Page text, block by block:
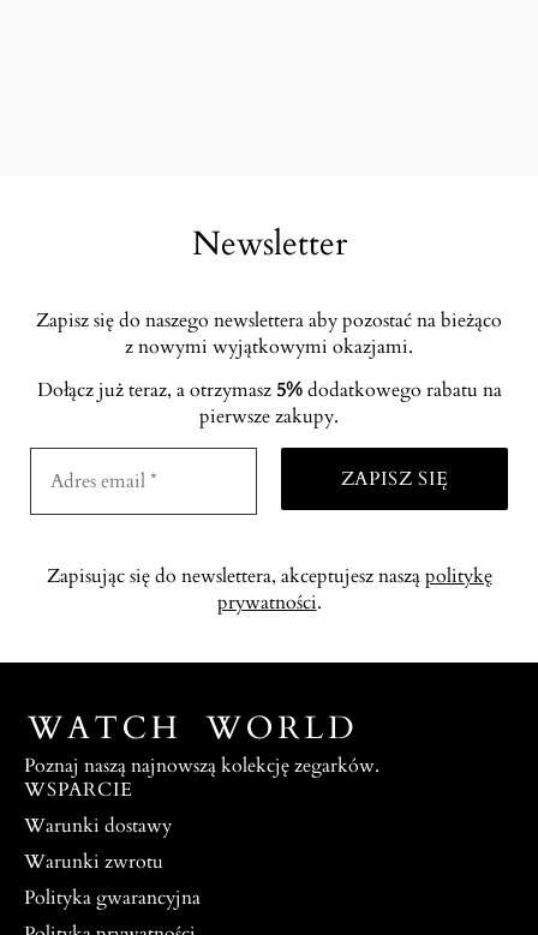
Newsletter
Zapisz się do naszego newslettera aby pozostać na bieżąco
z nowymi wyjątkowymi okazjami.
Dołącz już teraz, a otrzymasz 5%dodatkowego rabatu na
pierwsze zakupy.
Zapisując się do newslettera, akceptujesz nasząpolitykę
prywatności.
Poznaj naszą najnowszą kolekcję zegarków.
WSPARCIE
Warunki dostawy
Warunki zwrotu
Polityka gwarancyjna